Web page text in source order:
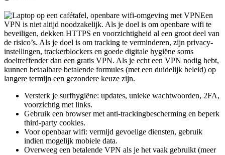
VPN is niet altijd noodzakelijk. Als je doel is om openbare wifi te
beveiligen, dekken HTTPS en voorzichtigheid al een groot deel van
de risico’s. Als je doel is om tracking te verminderen, zijn privacy-
instellingen, trackerblockers en goede digitale hygiëne soms
doeltreffender dan een gratis VPN. Als je echt een VPN nodig hebt,
kunnen betaalbare betalende formules (met een duidelijk beleid) op
langere termijn een gezondere keuze zijn.
voorzichtig met links.
Gebruik een browser met anti-trackingbescherming en beperk
third-party cookies.
Voor openbaar wifi: vermijd gevoelige diensten, gebruik
indien mogelijk mobiele data.
Overweeg een betalende VPN als je het vaak gebruikt (meer
transparantie is dan redelijkerwijs te verwachten).